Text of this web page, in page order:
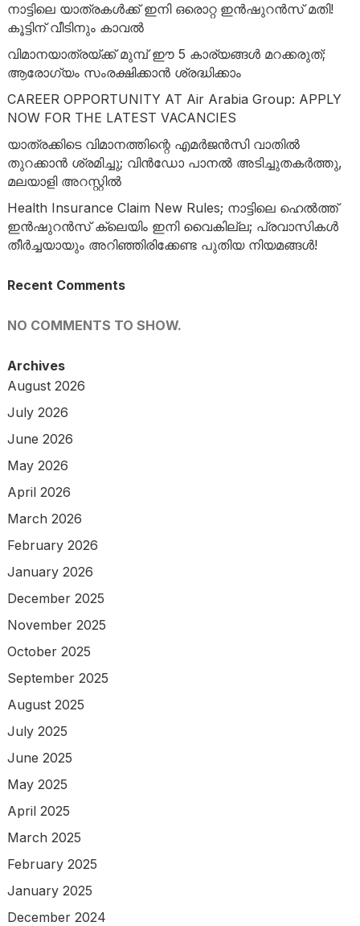
നാട്ടിലെ യാത്രകൾക്ക് ഇനി ഒരൊറ്റ ഇൻഷുറൻസ് മതി!
കൂട്ടിന് വീടിനും കാവൽ
വിമാനയാത്രയ്ക്ക് മുമ്പ് ഈ 5 കാര്യങ്ങൾ മറക്കരുത്;
ആരോഗ്യം സംരക്ഷിക്കാൻ ശ്രദ്ധിക്കാം
CAREER OPPORTUNITY AT Air Arabia Group: APPLY
NOW FOR THE LATEST VACANCIES
യാത്രക്കിടെ വിമാനത്തിന്റെ എമർജൻസി വാതിൽ
തുറക്കാൻ ശ്രമിച്ചു; വിൻഡോ പാനൽ അടിച്ചുതകർത്തു,
മലയാളി അറസ്റ്റിൽ
Health Insurance Claim New Rules; നാട്ടിലെ ഹെൽത്ത്
ഇൻഷുറൻസ് ക്ലെയിം ഇനി വൈകില്ല; പ്രവാസികൾ
തീർച്ചയായും അറിഞ്ഞിരിക്കേണ്ട പുതിയ നിയമങ്ങൾ!
Recent Comments
NO COMMENTS TO SHOW.
Archives
August 2026
July 2026
June 2026
May 2026
April 2026
March 2026
February 2026
January 2026
December 2025
November 2025
October 2025
September 2025
August 2025
July 2025
June 2025
May 2025
April 2025
March 2025
February 2025
January 2025
December 2024